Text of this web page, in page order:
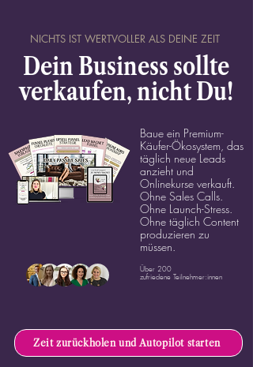
NICHTS IST WERTVOLLER ALS DEINE ZEIT
Dein Business sollte
verkaufen, nicht Du!
Baue ein Premium-
Käufer-Ökosystem, das
täglich neue Leads
anzieht und
Onlinekurse verkauft.
Ohne Sales Calls.
Ohne Launch-Stress.
Ohne täglich Content
produzieren zu
müssen.
Über 200
zufriedene Teilnehmer:innen
Zeit zurückholen und Autopilot starten